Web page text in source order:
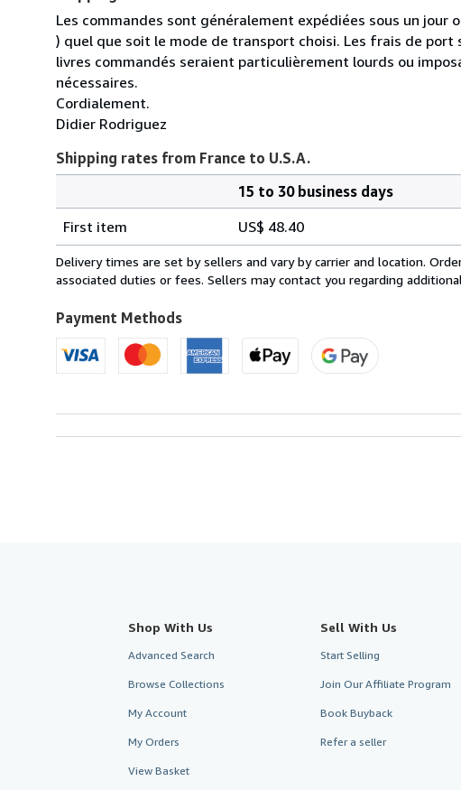
Les commandes sont généralement expédiées sous un
) quel que soit le mode de transport choisi. Les frais de
livres commandés seraient particulièrement lourds ou
nécessaires.
Cordialement.
Didier Rodriguez
Shipping rates from France to U.S.A.
rates
from
France
U.S.A.
15 to 30 business days
First item
US$ 48.40
Delivery times are set by sellers and vary by carrier and location.
associated duties or fees. Sellers may contact you regarding
Payment Methods
Shop With Us
Advanced Search
Browse Collections
My Account
My Orders
View Basket
Sell With Us
Start Selling
Join Our Affiliate Program
Book Buyback
Refer a seller